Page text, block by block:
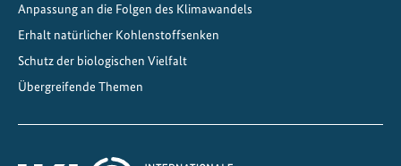
h
s
Anpassung an die Folgen des Klimawandels
Erhalt natürlicher Kohlenstoffsenken
Schutz der biologischen Vielfalt
Übergreifende Themen